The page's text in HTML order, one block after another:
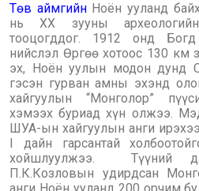
Төв аймгийн Ноён ууланд
нь ХХ зууны
тооцогддог. 1912 онд
нийслэл Өргөө хотоос 130 км
эх, Ноён уулын модон дунд
гэсэн гурван амны эхэнд
хайгуулын “Монголор”
хэмээх буриад хүн олжээ.
ШУА-ын хайгуулын анги
I дайн гарсантай
хойшлуулжээ. Түүний
П.К.Козловын удирдсан